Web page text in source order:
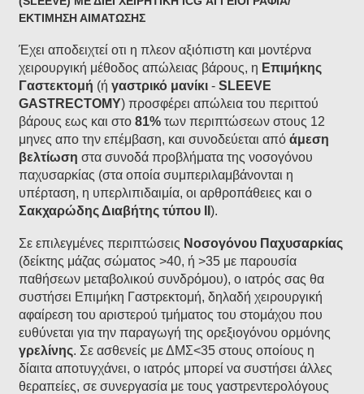
ΕΚΤΙΜΗΣΗ ΑΙΜΑΤΩΣΗΣ
Έχει αποδειχτεί οτι η πλεον αξιόπιστη και μοντέρνα
χειρουργική μέθοδος απώλειας βάρους, η Επιμήκης
Γαστεκτομή (ήγαστρικό μανίκι -SLEEVE
GASTRECTOMY) προσφέρει απώλεια του περιττού
βάρους εως και στο81% των περιπτώσεων στους 12
μηνες απο την επέμβαση, και συνοδεύεται απόάμεση
βελτίωση στα συνοδά προβλήματα της νοσογόνου
παχυσαρκίας (στα οποία συμπεριλαμβάνονται η
υπέρταση, η υπερλιπιδαιμία, οι αρθροπάθειες και ο
Σακχαρώδης Διαβήτης τύπου ΙΙ).
Σε επιλεγμένες περιπτώσεις Νοσογόνου Παχυσαρκίας
(δείκτης μάζας σώματος >40, ή >35 με παρουσία
παθήσεων μεταβολικού συνδρόμου), ο ιατρός σας θα
συστήσει Επιμήκη Γαστρεκτομή, δηλαδή χειρουργική
αφαίρεση του αριστερού τμήματος του στομάχου που
ευθύνεται για την παραγωγή της ορεξιογόνου ορμόνης
γρελίνης. Σε ασθενείς με ΔΜΣ<35 στους οποίους η
δίαιτα αποτυγχάνει, ο ιατρός μπορεί να συστήσει άλλες
θεραπείες, σε συνεργασία με τους γαστρεντερολόγους